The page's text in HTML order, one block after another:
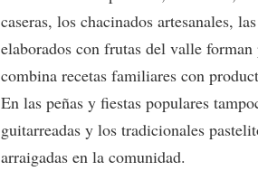
caseras, los chacinados artesanales,
elaborados con frutas del valle
combina recetas familiares con
En las peñas y fiestas populares
guitarreadas y los tradicionales
arraigadas en la comunidad.